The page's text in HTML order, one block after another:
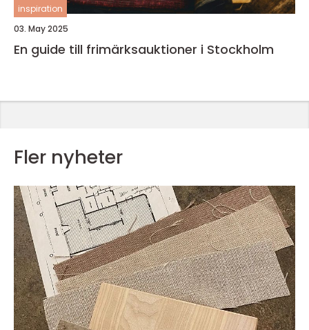
inspiration
03. May 2025
En guide till frimärksauktioner i Stockholm
Fler nyheter